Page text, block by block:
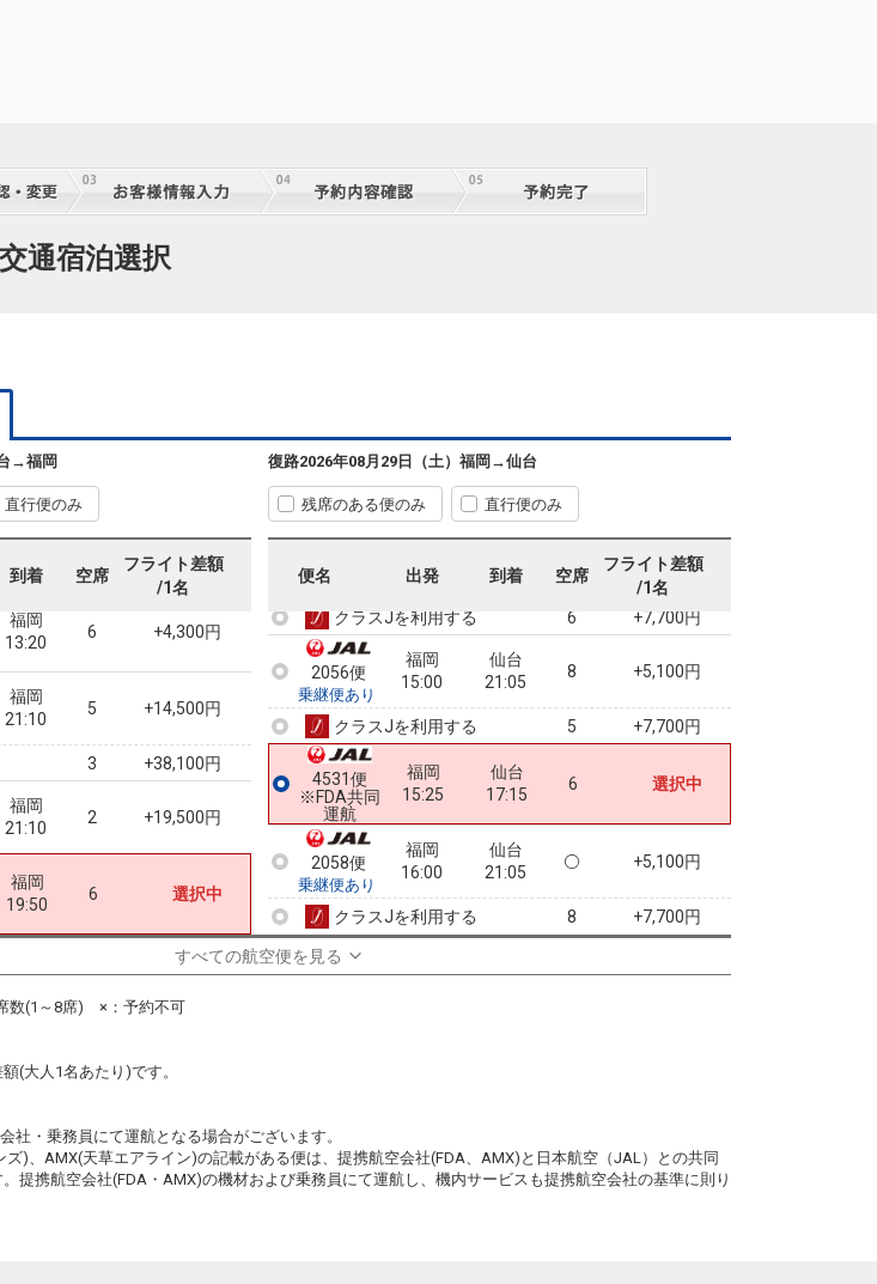
通宿泊選択
→福岡
直行便のみ
到着 空席
フライト差額
/1名
福岡
3
3 +17,000円
福岡
13:20
6 +4,300円
福岡
21:10
5 +14,500円
3 +38,100円
福岡
21:10
2 +19,500円
福岡
19:50
6 選択中
復路2026年08月29日（土） 福岡 →仙台
残席のある便のみ 直行便のみ
便名 出発 到着 空席
フライト差額
/1名
2050便
乗継便あり
福岡
07:50
15:05
乗継便あり
4529便
※FDA共同
運航
福岡
08:55
仙台
10:45
5
2056便
乗継便あり
15:00
18:30
+5,100円
クラスJを利用する 6 +7,700円
2056便
乗継便あり
福岡
15:00
仙台
21:05
8 +5,100円
クラスJを利用する 5 +7,700円
4531便
※FDA共同
運航
福岡
15:25
仙台
17:15
6 選択中
2058便
乗継便あり
福岡
16:00
仙台
21:05
+5,100円
クラスJを利用する 8 +7,700円
すべての航空便を見る
数(1～8席) ×：予約不可
(大人1名あたり)です。
社・乗務員にて運航となる場合がございます。
ズ)、AMX(天草エアライン)の記載がある便は、提携航空会社(FDA、AMX)と日本航空（JAL）との共同
提携航空会社(FDA・AMX)の機材および乗務員にて運航し、機内サービスも提携航空会社の基準に則り